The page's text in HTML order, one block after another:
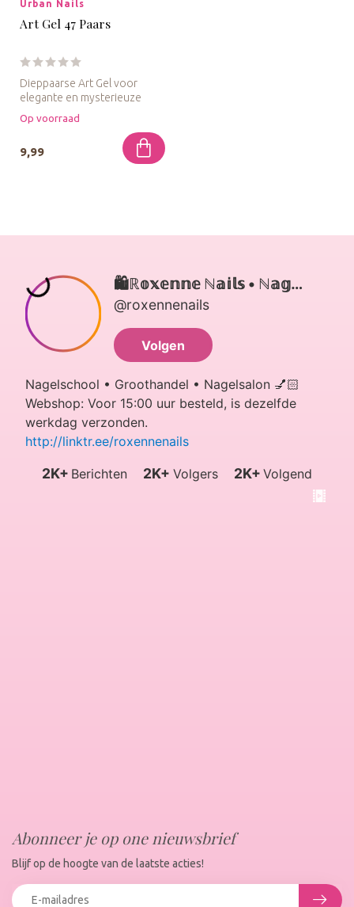
Urban Nails
Art Gel 47 Paars
Dieppaarse Art Gel voor
elegante en mysterieuze
nageldesigns.
Op voorraad
9,99
Abonneer je op one nieuwsbrief
Blijf op de hoogte van de laatste acties!